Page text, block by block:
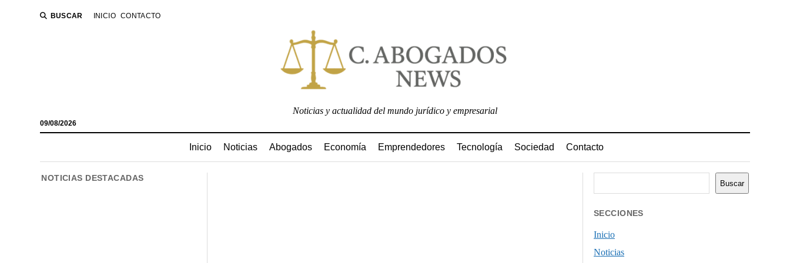
BUSCAR INICIO CONTACTO
09/08/2026
Noticias y actualidad del mundo jurídico y empresarial
Inicio Noticias Abogados Economía Emprendedores Tecnología Sociedad Contacto
NOTICIAS DESTACADAS
Buscar
SECCIONES
Inicio
Noticias